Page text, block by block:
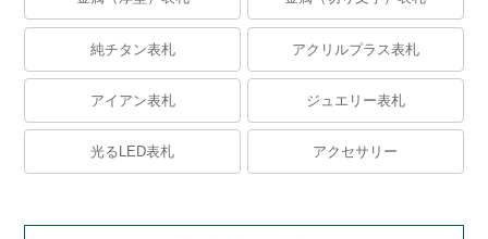
純チタン表札 アクリルプラス表札
アイアン表札 ジュエリー表札
光るLED表札 アクセサリー